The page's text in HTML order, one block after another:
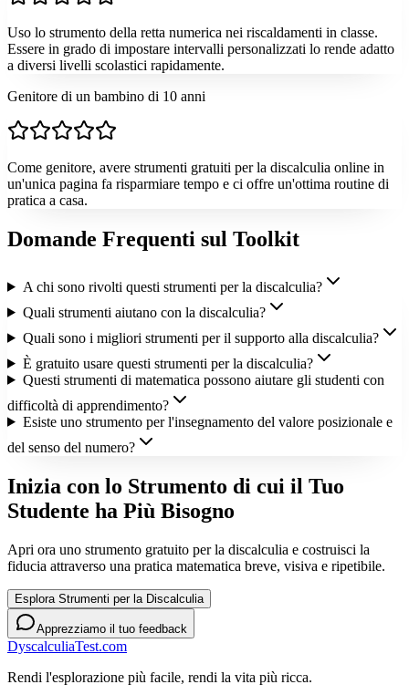
Uso lo strumento della retta numerica nei riscaldamenti in classe.
Essere in grado di impostare intervalli personalizzati lo rende adatto
a diversi livelli scolastici rapidamente.
Genitore di un bambino di 10 anni
Come genitore, avere strumenti gratuiti per la discalculia online in
un'unica pagina fa risparmiare tempo e ci offre un'ottima routine di
pratica a casa.
Domande Frequenti sul Toolkit
A chi sono rivolti questi strumenti per la discalculia?
Quali strumenti aiutano con la discalculia?
Quali sono i migliori strumenti per il supporto alla discalculia?
È gratuito usare questi strumenti per la discalculia?
Questi strumenti di matematica possono aiutare gli studenti con
difficoltà di apprendimento?
Esiste uno strumento per l'insegnamento del valore posizionale e
del senso del numero?
Inizia con lo Strumento di cui il Tuo
Studente ha Più Bisogno
Apri ora uno strumento gratuito per la discalculia e costruisci la
fiducia attraverso una pratica matematica breve, visiva e ripetibile.
Esplora Strumenti per la Discalculia
Apprezziamo il tuo feedback
DyscalculiaTest.com
Rendi l'esplorazione più facile, rendi la vita più ricca.